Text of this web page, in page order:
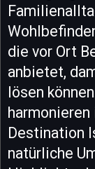
die vor Ort
anbietet,
lösen
Destination
natürliche